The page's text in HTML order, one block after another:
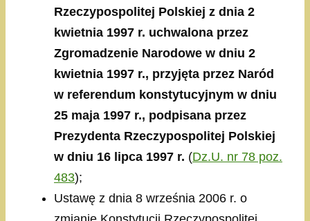
Rzeczypospolitej Polskiej z dnia 2
kwietnia 1997 r. uchwalona przez
Zgromadzenie Narodowe w dniu 2
kwietnia 1997 r., przyjęta przez Naród
w referendum konstytucyjnym w dniu
25 maja 1997 r., podpisana przez
Prezydenta Rzeczypospolitej Polskiej
w dniu 16 lipca 1997 r. (Dz.U. nr 78 poz.
483);
Ustawę z dnia 8 września 2006 r. o